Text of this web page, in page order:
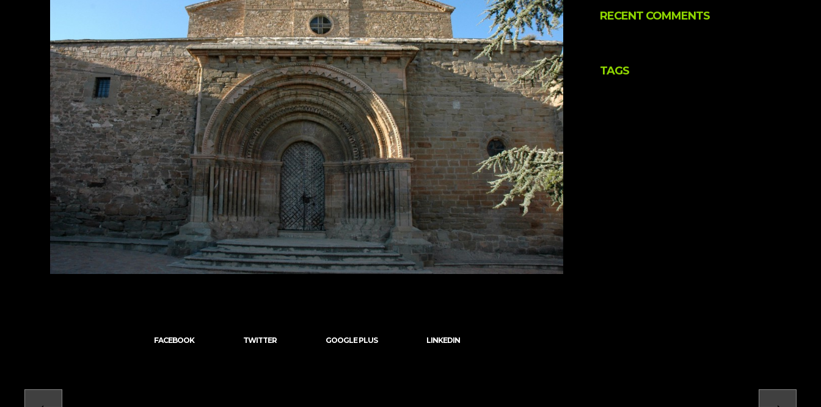
FACEBOOK TWITTER GOOGLE PLUS LINKEDIN
RECENT COMMENTS
TAGS